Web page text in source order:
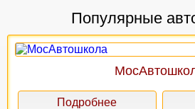
Популярные
Подробнее